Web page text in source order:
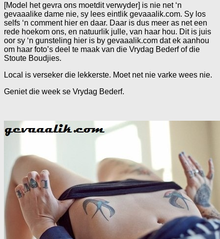
[Model het gevra ons moetdit verwyder] is nie net ‘n
gevaaalike dame nie, sy lees eintlik gevaaalik.com. Sy los
selfs ‘n comment hier en daar. Daar is dus meer as net een
rede hoekom ons, en natuurlik julle, van haar hou. Dit is juis
oor sy ‘n gunsteling hier is by gevaaalik.com dat ek aanhou
om haar foto’s deel te maak van die Vrydag Bederf of die
Stoute Boudjies.
Local is verseker die lekkerste. Moet net nie varke wees nie.
Geniet die week se Vrydag Bederf.